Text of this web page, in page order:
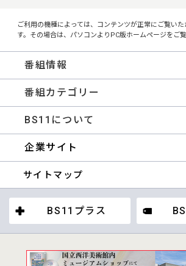
ご利用の機種によっては、コンテンツが正常にご覧い
す。その場合は、パソコンよりPC版ホームページをご覧
番組情報
番組カテゴリー
BS11について
企業サイト
サイトマップ
BS11プラス